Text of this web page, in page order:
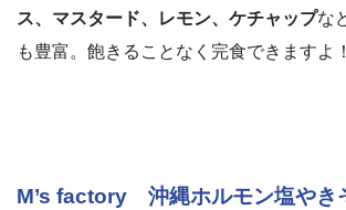
ス、マスタード、レモン、ケチャップな
も豊富。飽きることなく完食できますよ！
M’s factory 沖縄ホルモン塩や